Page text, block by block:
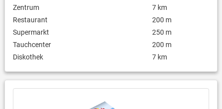
Zentrum
7 km
Restaurant
200 m
Supermarkt
250 m
Tauchcenter
200 m
Diskothek
7 km